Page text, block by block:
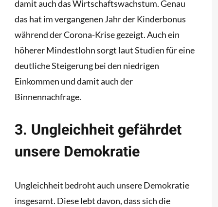
damit auch das Wirtschaftswachstum. Genau
das hat im vergangenen Jahr der Kinderbonus
während der Corona-Krise gezeigt. Auch ein
höherer Mindestlohn sorgt laut Studien für eine
deutliche Steigerung bei den niedrigen
Einkommen und damit auch der
Binnennachfrage.
3. Ungleichheit gefährdet
unsere Demokratie
Ungleichheit bedroht auch unsere Demokratie
insgesamt. Diese lebt davon, dass sich die